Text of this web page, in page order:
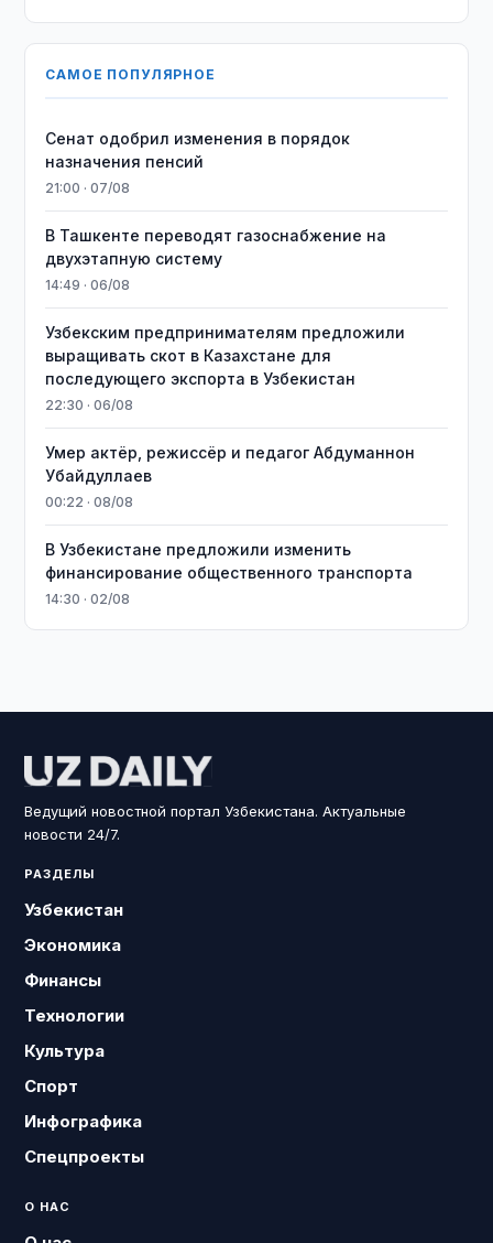
САМОЕ ПОПУЛЯРНОЕ
Сенат одобрил изменения в порядок
назначения пенсий
21:00 · 07/08
В Ташкенте переводят газоснабжение на
двухэтапную систему
14:49 · 06/08
Узбекским предпринимателям предложили
выращивать скот в Казахстане для
последующего экспорта в Узбекистан
22:30 · 06/08
Умер актёр, режиссёр и педагог Абдуманнон
Убайдуллаев
00:22 · 08/08
В Узбекистане предложили изменить
финансирование общественного транспорта
14:30 · 02/08
Ведущий новостной портал Узбекистана. Актуальные
новости 24/7.
РАЗДЕЛЫ
Узбекистан
Экономика
Финансы
Технологии
Культура
Спорт
Инфографика
Спецпроекты
О НАС